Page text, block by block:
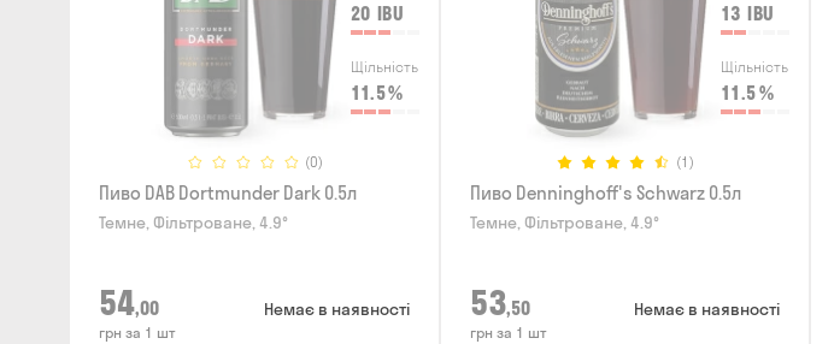
20 IBU
Щільність
11.5%
(0)
Пиво DAB Dortmunder Dark 0.5л
Темне, Фільтроване, 4.9°
54,00
грн за 1 шт
Немає в наявності
13 IBU
Щільність
11.5%
(1)
Пиво Denninghoff's Schwarz 0.5л
Темне, Фільтроване, 4.9°
53,50
грн за 1 шт
Немає в наявності